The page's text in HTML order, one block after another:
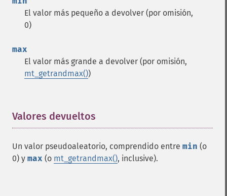
El valor más pequeño a devolver (por omisión,
0)
max
El valor más grande a devolver (por omisión,
mt_getrandmax())
Valores devueltos
Un valor pseudoaleatorio, comprendido entre min (o
0) y max (o mt_getrandmax(), inclusive).